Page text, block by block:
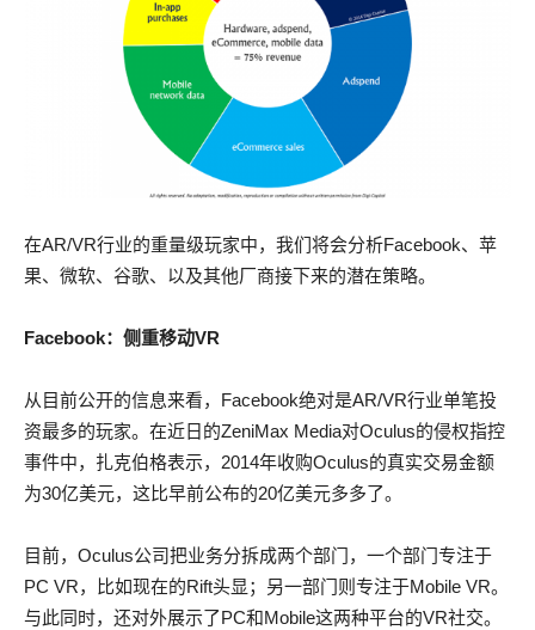
在AR/VR行业的重量级玩家中，我们将会分析Facebook、苹
果、微软、谷歌、以及其他厂商接下来的潜在策略。
Facebook：侧重移动VR
从目前公开的信息来看，Facebook绝对是AR/VR行业单笔投
资最多的玩家。在近日的ZeniMax Media对Oculus的侵权指控
事件中，扎克伯格表示，2014年收购Oculus的真实交易金额
为30亿美元，这比早前公布的20亿美元多多了。
目前，Oculus公司把业务分拆成两个部门，一个部门专注于
PC VR，比如现在的Rift头显；另一部门则专注于Mobile VR。
与此同时，还对外展示了PC和Mobile这两种平台的VR社交。